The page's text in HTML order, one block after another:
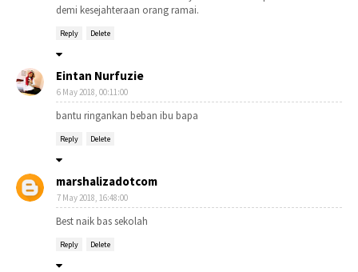
demi kesejahteraan orang ramai.
Reply Delete
Eintan Nurfuzie
6 May 2018, 00:11:00
bantu ringankan beban ibu bapa
Reply Delete
marshalizadotcom
7 May 2018, 16:48:00
Best naik bas sekolah
Reply Delete